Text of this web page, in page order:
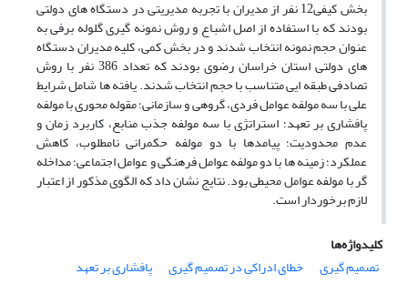
بخش کیفی12 نفر از مدیران با تجربه مدیریتی در دستگاه های دولتی
بودند که با استفاده از اصل اشباع و روش نمونه گیری گلوله برفی به
عنوان حجم نمونه انتخاب شدند و در بخش کمی، کلیه مدیران دستگاه
های دولتی استان خراسان رضوی بودند که تعداد 386 نفر با روش
تصادفی طبقه ایی متناسب با حجم انتخاب شدند. یافته ها شامل شرایط
علی با سه مولفه عوامل فردی، گروهی و سازمانی؛ مقوله محوری با مولفه
پافشاری بر تعهد؛ استراتژی با سه مولفه جذب منابع، کاربرد زمان و
عدم محدودیت؛ پیامدها با دو مولفه حکمرانی نامطلوب، کاهش
عملکرد؛ زمینه ها با دو مولفه عوامل فرهنگی و عوامل اجتماعی؛ مداخله
گر با مولفه عوامل محیطی بود. نتایج نشان داد که الگوی مذکور از اعتبار
لازم برخوردار است.
کلیدواژه‌ها
تصمیم گیری
خطای ادراکی در تصمیم گیری
پافشاری بر تعهد